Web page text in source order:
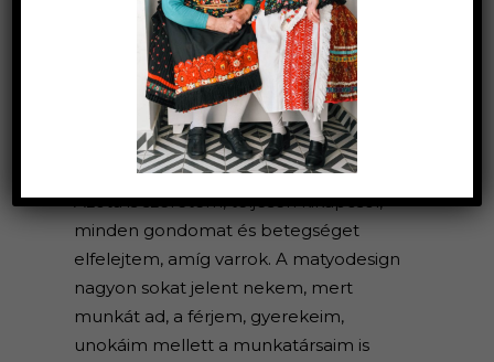
NAGY MÁRIA, HÍMZŐNŐ
1951 októberében születtem egyszerű
parasztcsaládba. Édesanyám és
nagymamám adott először hímzőtűt a
kezembe, amikor nyolcéves voltam.
Azóta is szeretem, teljesen kikapcsol,
minden gondomat és betegséget
elfelejtem, amíg varrok. A matyodesign
nagyon sokat jelent nekem, mert
munkát ad, a férjem, gyerekeim,
unokáim mellett a munkatársaim is